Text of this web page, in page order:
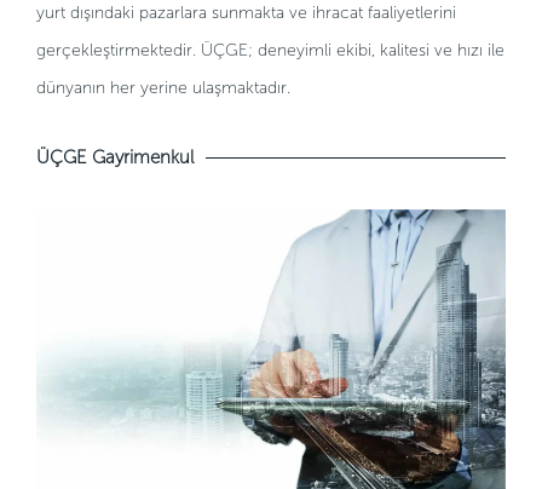
yurt dışındaki pazarlara sunmakta ve ihracat faaliyetlerini
gerçekleştirmektedir. ÜÇGE; deneyimli ekibi, kalitesi ve hızı ile
dünyanın her yerine ulaşmaktadır.
ÜÇGE Gayrimenkul